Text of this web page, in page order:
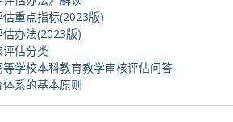
重点指标(2023版)
办法(2023版)
估分类
学校本科教育教学审核评估问答
系的基本原则